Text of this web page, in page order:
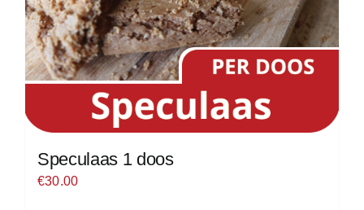
Speculaas 1 doos
€30.00